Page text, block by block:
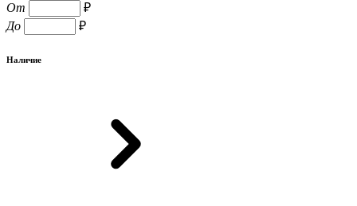
От
₽
До
₽
Наличие